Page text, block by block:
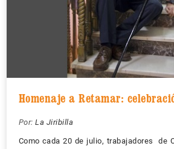
Homenaje a Retamar:
Por: La Jiribilla
Como cada 20 de julio, trabajadores de